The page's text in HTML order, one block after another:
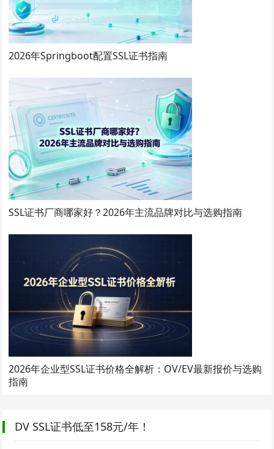
2026年Springboot配置SSL证书指南
SSL证书厂商哪家好？2026年主流品牌对比与选购指南
2026年企业型SSL证书价格全解析：OV/EV最新报价与选购
指南
DV SSL证书低至158元/年！